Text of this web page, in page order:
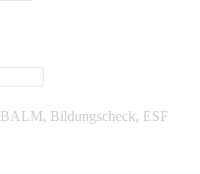
BALM, Bildungscheck, ESF